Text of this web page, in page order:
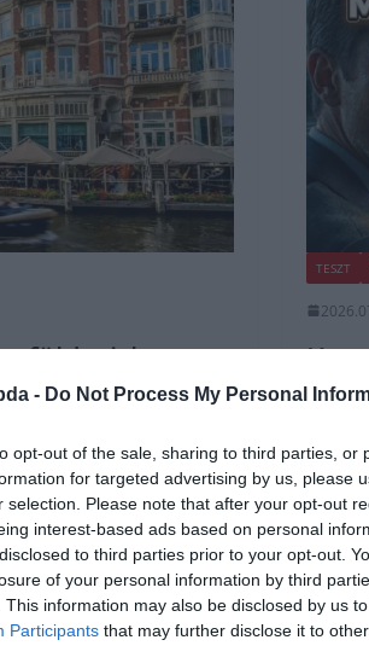
- Do Not Process My Personal
opt-out of the sale, sharing to third parties, or
for targeted advertising by us, please
selection. Please note that after your opt-out
interest-based ads based on personal
to third parties prior to your opt-out.
of your personal information by third
This information may also be disclosed by us
Participants that may further disclose it to
földrajzban,
amit már az általános
TESZT
Egy
Read